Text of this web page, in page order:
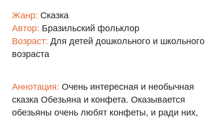
Жанр: Сказка
Автор: Бразильский фольклор
Возраст: Для детей дошкольного и школьного
возраста
Аннотация: Очень интересная и необычная
сказка Обезьяна и конфета. Оказывается
обезьяны очень любят конфеты, и ради них,